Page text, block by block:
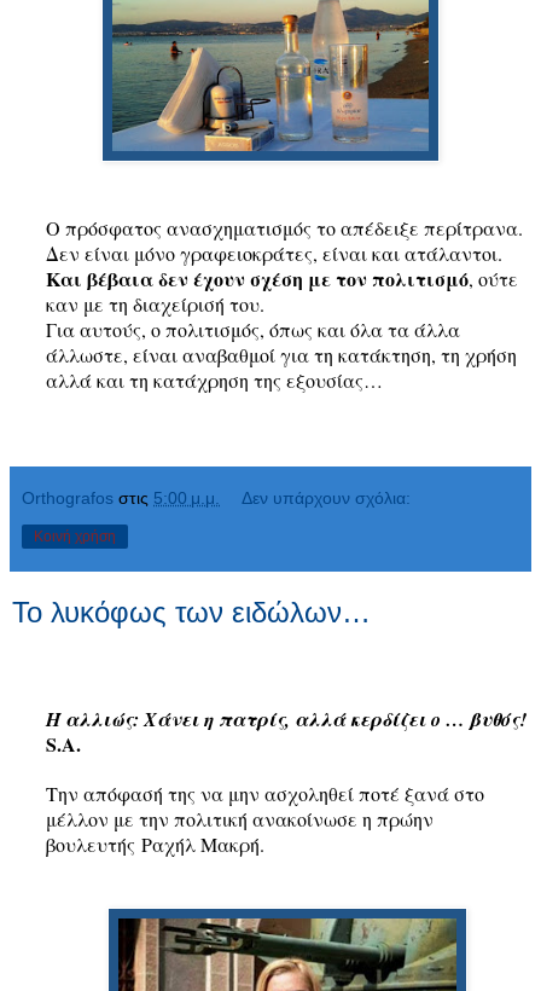
Ο πρόσφατος ανασχηματισμός το απέδειξε περίτρανα.
Δεν είναι μόνο γραφειοκράτες, είναι και ατάλαντοι.
Και βέβαια δεν έχουν σχέση με τον πολιτισμό, ούτε
καν με τη διαχείρισή του.
Για αυτούς, ο πολιτισμός, όπως και όλα τα άλλα
άλλωστε, είναι αναβαθμοί για τη κατάκτηση, τη χρήση
αλλά και τη κατάχρηση της εξουσίας…
Orthografos στις 5:00 μ.μ. Δεν υπάρχουν σχόλια:
Κοινή χρήση
Το λυκόφως των ειδώλων…
Ή αλλιώς: Χάνει η πατρίς, αλλά κερδίζει ο … βυθός!
S.A.
Την απόφασή της να μην ασχοληθεί ποτέ ξανά στο
μέλλον με την πολιτική ανακοίνωσε η πρώην
βουλευτής Ραχήλ Μακρή.